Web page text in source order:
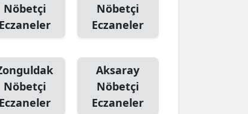
Nöbetçi
Eczaneler
Nöbetçi
Eczaneler
Nöbetçi
Eczaneler
Aksaray
Nöbetçi
Eczaneler